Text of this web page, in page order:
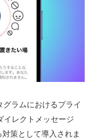
グラムにおけるプライ
イレクトメッセージ
対策として導入されま